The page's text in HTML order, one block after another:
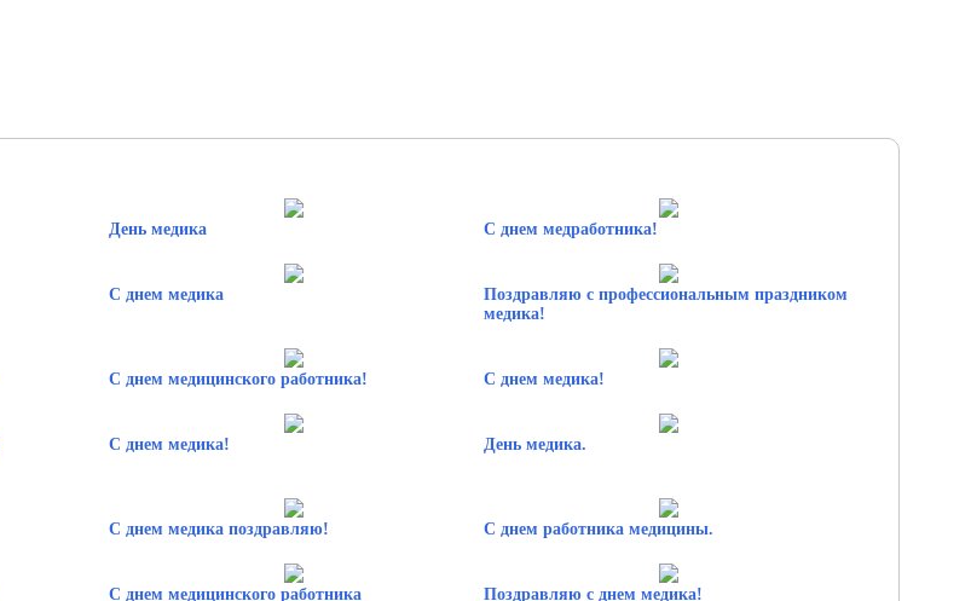
День медика С днем медработника!
С днем медика
Поздравляю с профессиональным праздником
медика!
С днем медицинского работника! С днем медика!
С днем медика! День медика.
С днем медика поздравляю! С днем работника медицины.
С днем медицинского работника Поздравляю с днем медика!